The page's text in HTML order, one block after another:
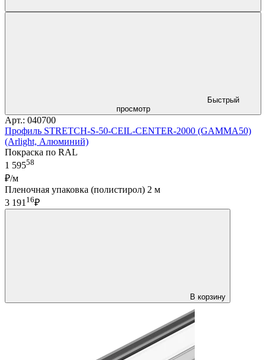
Быстрый
просмотр
Арт.: 040700
Профиль STRETCH-S-50-CEIL-CENTER-2000 (GAMMA50)
(Arlight, Алюминий)
Покраска по RAL
1 59558
₽/м
Пленочная упаковка (полистирол) 2 м
3 191 16₽
В корзину